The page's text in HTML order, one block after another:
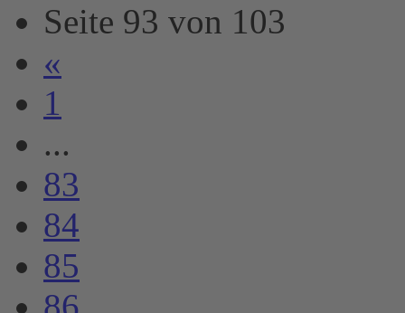
Seite 93 von 103
«
1
...
83
84
85